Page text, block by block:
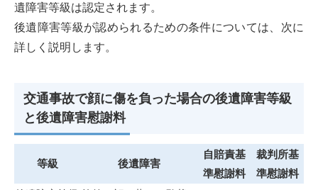
遺障害等級は認定されます。
後遺障害等級が認められるための条件については、次に
詳しく説明します。
交通事故で顔に傷を負った場合の後遺障害等級
と後遺障害慰謝料
等級 後遺障害
自賠責基
準慰謝料
裁判所基
準慰謝料